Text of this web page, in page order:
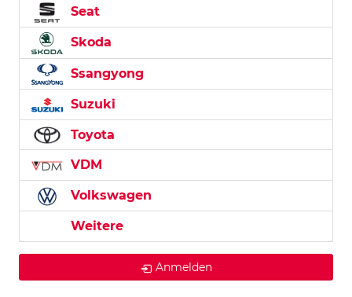
Seat
Skoda
Ssangyong
Suzuki
Toyota
VDM
Volkswagen
Weitere
Anmelden